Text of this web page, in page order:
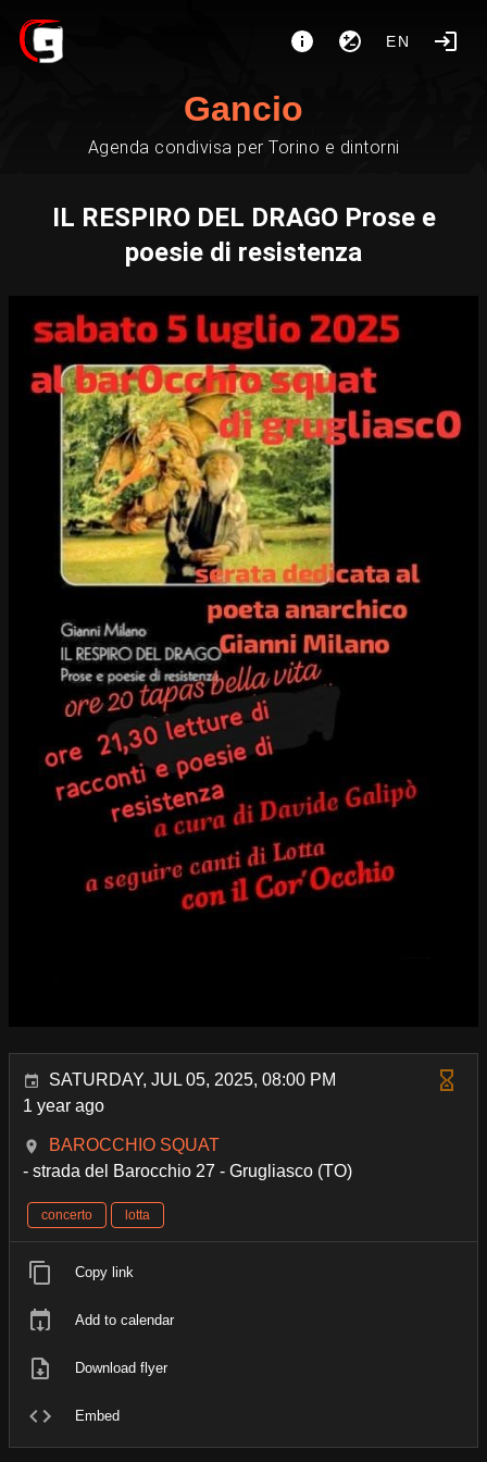
EN
Gancio
Agenda condivisa per Torino e dintorni
IL RESPIRO DEL DRAGO Prose e
poesie di resistenza
SATURDAY, JUL 05, 2025, 08:00 PM
1 year ago
BAROCCHIO SQUAT
- strada del Barocchio 27 - Grugliasco (TO)
concerto lotta
Copy link
Add to calendar
Download flyer
Embed